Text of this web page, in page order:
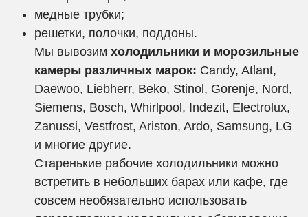
медные трубки;
решетки, полочки, поддоны.
Мы вывозим холодильники и морозильные
камеры различных марок: Candy, Atlant,
Daewoo, Liebherr, Beko, Stinol, Gorenje, Nord,
Siemens, Bosch, Whirlpool, Indezit, Electrolux,
Zanussi, Vestfrost, Ariston, Ardo, Samsung, LG
и многие другие.
Старенькие рабочие холодильники можно
встретить в небольших барах или кафе, где
совсем необязательно использовать